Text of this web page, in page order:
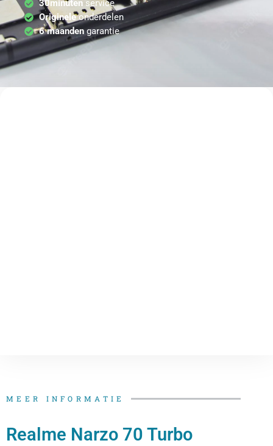
30minutenservice
Origineleonderdelen
6 maandengarantie
MEER INFORMATIE
Realme Narzo 70 Turbo